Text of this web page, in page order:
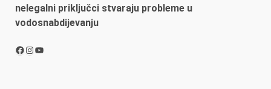
nelegalni priključci stvaraju probleme u
vodosnabdijevanju
Facebook
Instagram
YouTube